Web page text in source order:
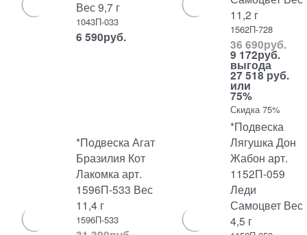
Вес 9,7 г
1043П-033
6 590руб.
11,2 г
1562П-728
36 690руб.
9 172руб.
выгода
27 518 руб.
или
75%
Скидка 75%
*Подвеска Агат
Бразилия Кот
Лакомка арт.
1596П-533 Вес
11,4 г
1596П-533
*Подвеска
Лягушка Дон
Жабон арт.
1152П-059
Леди
Самоцвет Вес
4,5 г